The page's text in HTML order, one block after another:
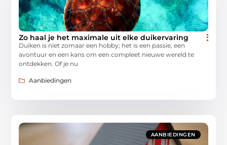
Zo haal je het maximale uit elke duikervaring
Duiken is niet zomaar een hobby; het is een passie, een
avontuur en een kans om een compleet nieuwe wereld te
ontdekken. Of je nu
Aanbiedingen
AANBIEDINGEN